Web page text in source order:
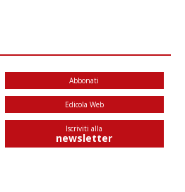
Abbonati
Edicola Web
Iscriviti alla
newsletter